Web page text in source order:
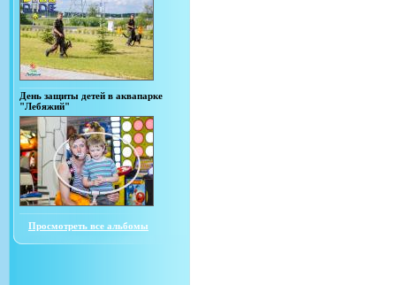
День защиты детей в аквапарке
"Лебяжий"
Просмотреть все альбомы